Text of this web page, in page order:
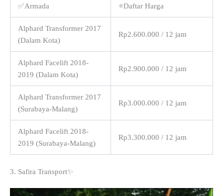
✅Armada ⭐Daftar Harga
Alphard Transformer 2017
(Dalam Kota)
Rp2.600.000 / 12 jam
Alphard Facelift 2018-
2019 (Dalam Kota)
Rp2.900.000 / 12 jam
Alphard Transformer 2017
(Surabaya-Malang)
Rp3.000.000 / 12 jam
Alphard Facelift 2018-
2019 (Surabaya-Malang)
Rp3.300.000 / 12 jam
3. Safira Transport✨